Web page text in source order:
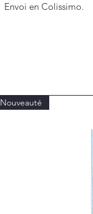
Envoi en Colissimo.
Nouveauté